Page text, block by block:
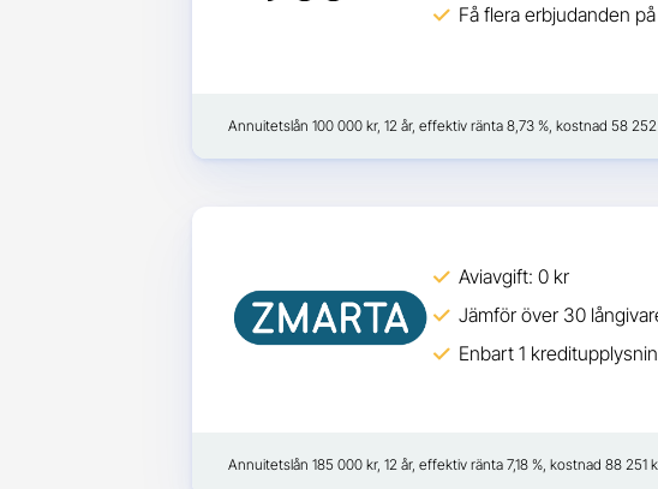
Få flera erbjudanden
Annuitetslån 100 000 kr, 12 år, effektiv ränta 8,73 %, kostnad 58
Aviavgift: 0 kr
Jämför över 30
Enbart 1
Annuitetslån 185 000 kr, 12 år, effektiv ränta 7,18 %, kostnad 88 251